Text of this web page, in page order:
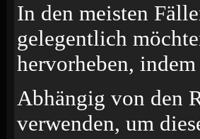
In den meisten
gelegentlich
hervorheben,
Abhängig von den
verwenden, um